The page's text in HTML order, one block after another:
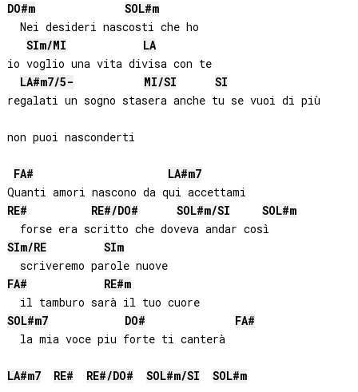
DO#m SOL#m
  Nei desideri nascosti che ho
SIm/MI
LA
io voglio una vita divisa con te
LA#m7/5- MI/SI
SI
regalati un sogno stasera anche tu se vuoi di più
FA# LA#m7
RE#
RE#/DO# SOL#m/SI SOL#m
SIm/RE SIm
  scriveremo parole nuove
FA#
RE#m
  il tamburo sarà il tuo cuore
SOL#m7 DO#
FA#
  la mia voce piu forte ti canterà
LA#m7 RE# RE#/DO# SOL#m/SI SOL#m